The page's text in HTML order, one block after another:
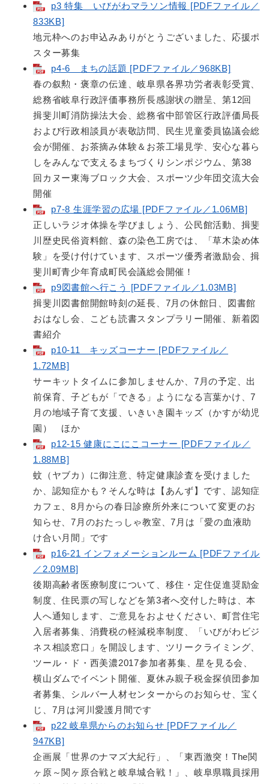
p3 特集 いびがわマラソン情報 [PDFファイル／
833KB]
地元枠へのお申込みありがとうございました、応援ポ
スター募集
p4-6 まちの話題 [PDFファイル／968KB]
春の叙勲・褒章の伝達、岐阜県各界功労者表彰受賞、
総務省岐阜行政評価事務所長感謝状の贈呈、第12回
揖斐川町消防操法大会、総務省中部管区行政評価局長
および行政相談員が表敬訪問、民生児童委員協議会総
会が開催、お茶摘み体験＆お茶工場見学、安心な暮ら
しをみんなで支えるまちづくりシンポジウム、第38
回カヌー東海ブロック大会、スポーツ少年団交流大会
開催
p7-8 生涯学習の広場 [PDFファイル／1.06MB]
正しいラジオ体操を学びましょう、公民館活動、揖斐
川歴史民俗資料館、森の染色工房では、「草木染め体
験」を受け付けています、スポーツ優秀者激励会、揖
斐川町青少年育成町民会議総会開催！
p9図書館へ行こう [PDFファイル／1.03MB]
揖斐川図書館開館時刻の延長、7月の休館日、図書館
おはなし会、こども読書スタンプラリー開催、新着図
書紹介
p10-11 キッズコーナー [PDFファイル／
1.72MB]
サーキットタイムに参加しませんか、7月の予定、出
前保育、子どもが「できる」ようになる言葉かけ、7
月の地域子育て支援、いきいき園キッズ（かすが幼児
園） ほか
p12-15 健康にこにこコーナー [PDFファイル／
1.88MB]
蚊（ヤブカ）に御注意、特定健康診査を受けました
か、認知症かも？そんな時は【あんず】です、認知症
カフェ、8月からの春日診療所外来について変更のお
知らせ、7月のおたっしゃ教室、7月は「愛の血液助
け合い月間」です
p16-21 インフォメーションルーム [PDFファイル
／2.09MB]
後期高齢者医療制度について、移住・定住促進奨励金
制度、住民票の写しなどを第3者へ交付した時は、本
人へ通知します、ご意見をおよせください、町営住宅
入居者募集、消費税の軽減税率制度、「いびがわビジ
ネス相談窓口」を開設します、ツリークライミング、
ツール・ド・西美濃2017参加者募集、星を見る会、
横山ダムでイベント開催、夏休み親子税金探偵団参加
者募集、シルバー人材センターからのお知らせ、宝く
じ、7月は河川愛護月間です
p22 岐阜県からのお知らせ [PDFファイル／
947KB]
企画展「世界のナマズ大紀行」、「東西激突！The関
ヶ原～関ヶ原合戦と岐阜城合戦！」、岐阜県職員採用